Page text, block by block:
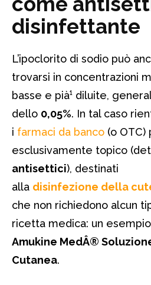
disinfettante
L’ipoclorito di sodio può
trovarsi in concentrazioni
basse e pià¹ diluite,
dello 0,05%. In tal caso
i farmaci da banco (o OTC)
esclusivamente topico
antisettici), destinati
alla disinfezione della
che non richiedono alcun
ricetta medica: un
Amukine MedÂ®
Cutanea.